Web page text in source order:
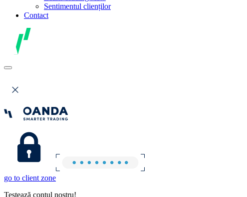
Sentimentul clienților
Contact
go to client zone
Testează contul nostru!